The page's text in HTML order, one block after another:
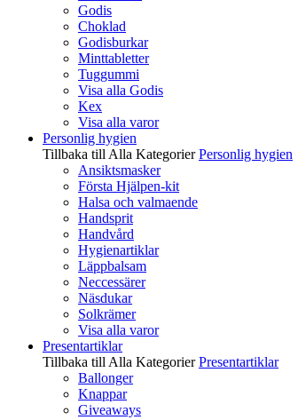
Godis
Choklad
Godisburkar
Minttabletter
Tuggummi
Visa alla Godis
Kex
Visa alla varor
Personlig hygien
Tillbaka till Alla Kategorier Personlig hygien
Ansiktsmasker
Första Hjälpen-kit
Halsa och valmaende
Handsprit
Handvård
Hygienartiklar
Läppbalsam
Neccessärer
Näsdukar
Solkrämer
Visa alla varor
Presentartiklar
Tillbaka till Alla Kategorier Presentartiklar
Ballonger
Knappar
Giveaways